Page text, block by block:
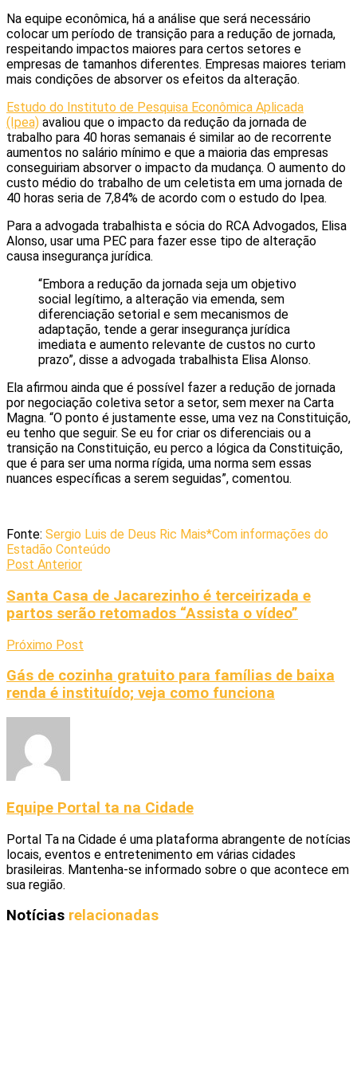
Na equipe econômica, há a análise que será necessário
colocar um período de transição para a redução de jornada,
respeitando impactos maiores para certos setores e
empresas de tamanhos diferentes. Empresas maiores teriam
mais condições de absorver os efeitos da alteração.
Estudo do Instituto de Pesquisa Econômica Aplicada
(Ipea) avaliou que o impacto da redução da jornada de
trabalho para 40 horas semanais é similar ao de recorrente
aumentos no salário mínimo e que a maioria das empresas
conseguiriam absorver o impacto da mudança. O aumento do
custo médio do trabalho de um celetista em uma jornada de
40 horas seria de 7,84% de acordo com o estudo do Ipea.
Para a advogada trabalhista e sócia do RCA Advogados, Elisa
Alonso, usar uma PEC para fazer esse tipo de alteração
causa insegurança jurídica.
“Embora a redução da jornada seja um objetivo
social legítimo, a alteração via emenda, sem
diferenciação setorial e sem mecanismos de
adaptação, tende a gerar insegurança jurídica
imediata e aumento relevante de custos no curto
prazo”, disse a advogada trabalhista Elisa Alonso.
Ela afirmou ainda que é possível fazer a redução de jornada
por negociação coletiva setor a setor, sem mexer na Carta
Magna. “O ponto é justamente esse, uma vez na Constituição,
eu tenho que seguir. Se eu for criar os diferenciais ou a
transição na Constituição, eu perco a lógica da Constituição,
que é para ser uma norma rígida, uma norma sem essas
nuances específicas a serem seguidas”, comentou.
Fonte: Sergio Luis de Deus Ric Mais*Com informações do
Estadão Conteúdo
Post Anterior
Santa Casa de Jacarezinho é terceirizada e
partos serão retomados “Assista o vídeo”
Próximo Post
Gás de cozinha gratuito para famílias de baixa
renda é instituído; veja como funciona
Equipe Portal ta na Cidade
Portal Ta na Cidade é uma plataforma abrangente de notícias
locais, eventos e entretenimento em várias cidades
brasileiras. Mantenha-se informado sobre o que acontece em
sua região.
Notícias relacionadas